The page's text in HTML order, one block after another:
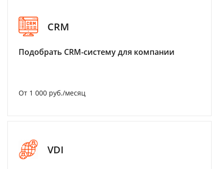
CRM
Подобрать CRM-систему для компании
От 1 000 руб./месяц
VDI